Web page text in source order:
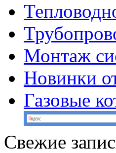
Монтаж
Новинки
Газовые
Свежие